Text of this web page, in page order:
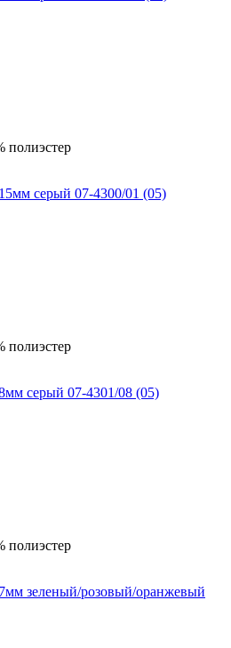
полиэстер
серый 07-4300/01 (05)
полиэстер
серый 07-4301/08 (05)
полиэстер
зеленый/розовый/оранжевый